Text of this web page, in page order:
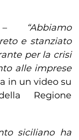
–
“Abbiamo
e stanziato
per la crisi
alle imprese
in un video su
Regione
siciliano ha